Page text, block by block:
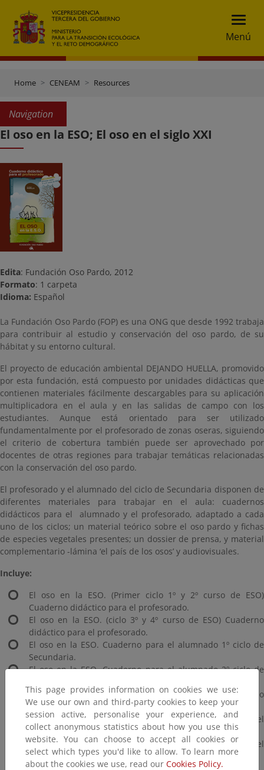
Menú
Home CENEAM Resources
Navigation
El oso en la ESO; El oso en el siglo XXI
Edita: Fundación Oso Pardo, 2012
Formato: 1 carpeta
Idioma: Español
La Fundación Oso Pardo (FOP) es una ONG que desde 1992 trabaja
para contribuir al estudio y conservación del oso pardo, de su
hábitat y su entorno cultural.
El proyecto de educación ambiental DEJANDO HUELLA, promovido
por esta fundación, está compuesto por unidades didácticas que
contienen materiales fácilmente descargables para su aplicación
multiplicadora en el aula y en las salidas de campo con los
estudiantes. Aunque está orientado para ser utilizado
fundamentalmente por el profesorado de zonas oseras, siguiendo
el criterio de cobertura también puede ser aprovechado por
docentes de otras regiones para trabajar temáticas relacionadas
con la conservación del oso pardo.
El profesorado y el alumnado del ciclo de Secundaria disponen de
diferentes materiales para trabajar en el aula: cuadernos
didácticos para el alumnado y el profesorado, adaptado a cada
uno de los ciclos; un material teórico sobre el oso pardo y fichas
de especies vegetales presentes; un dossier de prensa, y material
complementario -lámina ‘el país de los osos’ y audiovisuales.
Incluye:
El oso en la ESO. (Primer ciclo 1º y 2º curso de ESO)
Cuaderno didáctico para el profesorado.
El oso en la ESO. (ciclo 3º y 4º curso de ESO) Cuaderno
didáctico para el profesorado.
El oso en la ESO. Cuaderno para el alumnado 1º ciclo de
Secundaria.
El oso en la ESO. Cuaderno para el alumnado 2º ciclo de
Anexo I El oso pardo. Material teórico para el profesorado
(primaria y secundaria).
Anexo II Fichas de especies. Material teórico para el
profesorado (primaria y secundaria)
Anexo III Dossier de prensa. Material teórico para el
profesorado (primaria y secundaria)
This page provides information on cookies we use:
We use our own and third-party cookies to keep your
session active, personalise your experience, and
collect anonymous statistics about how you use this
website. You can choose to accept all cookies or
select which types you'd like to allow. To learn more
about the cookies we use, read our Cookies Policy.